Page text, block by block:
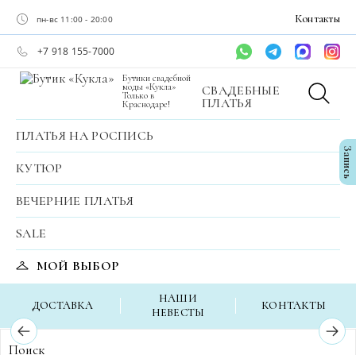
пн-вс 11:00 - 20:00 Контакты
+7 918 155-7000
Бутики свадебной
моды «Кукла»
Только в
Краснодаре!
СВАДЕБНЫЕ
ПЛАТЬЯ
ПЛАТЬЯ НА РОСПИСЬ
КУТЮР
ВЕЧЕРНИЕ ПЛАТЬЯ
SALE
МОЙ ВЫБОР
ДОСТАВКА
НАШИ
НЕВЕСТЫ
КОНТАКТЫ
Milla Nova
Главная / Свадебные платья по бренду / Свадебные платья Milla
Запись